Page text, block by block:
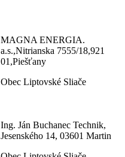
MAGNA ENERGIA.
a.s.,Nitrianska 7555/18,921
01,Piešťany
Obec Liptovské Sliače
Ing. Ján Buchanec Technik,
Jesenského 14, 03601 Martin